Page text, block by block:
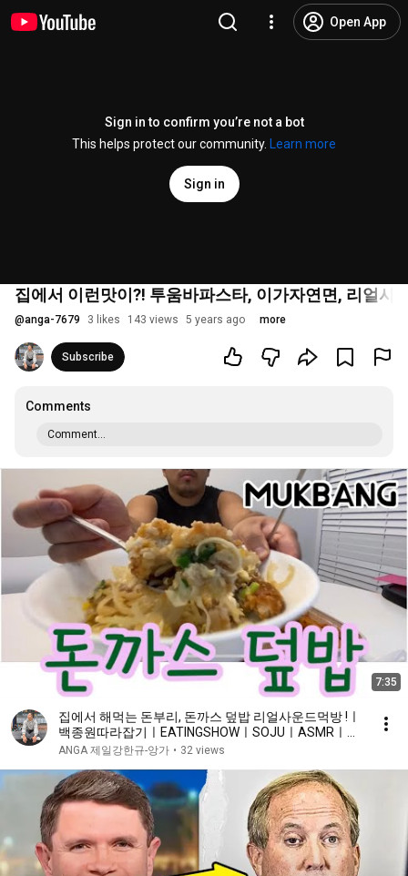
Open App
Sign in to confirm you’re not a bot
This helps protect our community.
Learn more
Sign in
집에서 이런맛이?! 투움바파스타, 이가자연면, 리얼사
@anga-7679 3 likes 143 views 5 years ago more
Subscribe
Comments
Comment...
7:35
집에서 해먹는 돈부리, 돈까스 덮밥 리얼사운드먹방 !ㅣ
백종원따라잡기ㅣEATINGSHOWㅣSOJUㅣASMRㅣ
MUKBANGㅣKOREAFOODㅣREALSOUNDㅣCOOK
ANGA 제일강한규-앙가 • 32 views